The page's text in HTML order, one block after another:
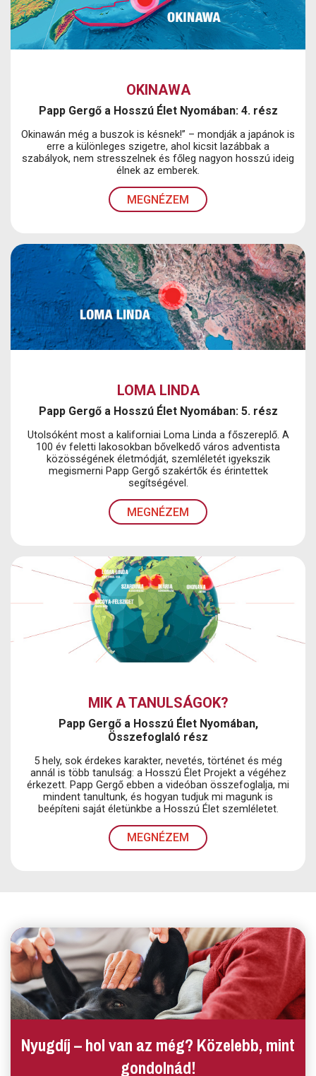
OKINAWA
Papp Gergő a Hosszú Élet Nyomában: 4. rész
Okinawán még a buszok is késnek!” – mondják a japánok is
erre a különleges szigetre, ahol kicsit lazábbak a
szabályok, nem stresszelnek és főleg nagyon hosszú ideig
élnek az emberek.
MEGNÉZEM
LOMA LINDA
Papp Gergő a Hosszú Élet Nyomában: 5. rész
Utolsóként most a kaliforniai Loma Linda a főszereplő. A
100 év feletti lakosokban bővelkedő város adventista
közösségének életmódját, szemléletét igyekszik
megismerni Papp Gergő szakértők és érintettek
segítségével.
MEGNÉZEM
MIK A TANULSÁGOK?
Papp Gergő a Hosszú Élet Nyomában,
Összefoglaló rész
5 hely, sok érdekes karakter, nevetés, történet és még
annál is több tanulság: a Hosszú Élet Projekt a végéhez
érkezett. Papp Gergő ebben a videóban összefoglalja, mi
mindent tanultunk, és hogyan tudjuk mi magunk is
beépíteni saját életünkbe a Hosszú Élet szemléletet.
MEGNÉZEM
Nyugdíj – hol van az még? Közelebb, mint
gondolnád!